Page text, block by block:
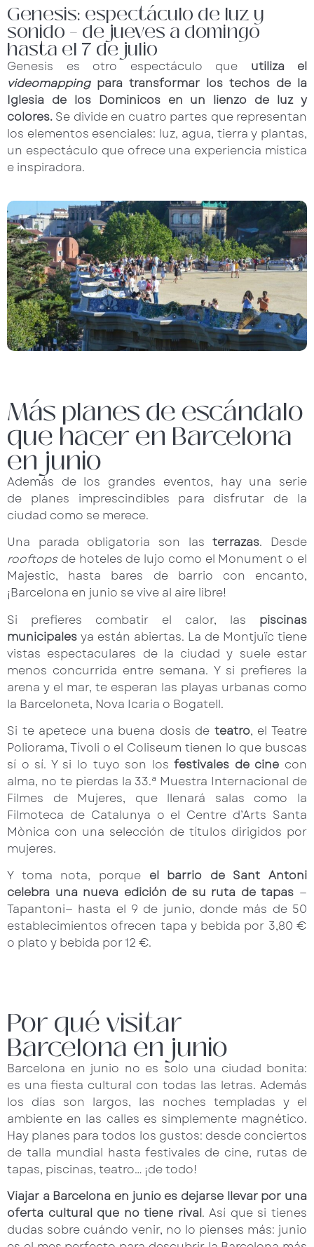
Genesis: espectáculo de luz y
sonido – de jueves a domingo
hasta el 7 de julio
Genesis es otro espectáculo que utiliza el
videomappingpara transformar los techos de la
Iglesia de los Dominicos en un lienzo de luz y
colores. Se divide en cuatro partes que representan
los elementos esenciales: luz, agua, tierra y plantas,
un espectáculo que ofrece una experiencia mística
e inspiradora.
Más planes de escándalo
que hacer en Barcelona
en junio
Además de los grandes eventos, hay una serie
de planes imprescindibles para disfrutar de la
ciudad como se merece.
Una parada obligatoria son lasterrazas. Desde
rooftops de hoteles de lujo como el Monument o el
Majestic, hasta bares de barrio con encanto,
¡Barcelona en junio se vive al aire libre!
Si prefieres combatir el calor, las piscinas
municipales ya están abiertas. La de Montjuïc tiene
vistas espectaculares de la ciudad y suele estar
menos concurrida entre semana. Y si prefieres la
arena y el mar, te esperan las playas urbanas como
la Barceloneta, Nova Icaria o Bogatell.
Si te apetece una buena dosis de teatro, el Teatre
Poliorama, Tívoli o el Coliseum tienen lo que buscas
sí o sí. Y si lo tuyo son losfestivales de cine con
alma, no te pierdas la 33.ª Muestra Internacional de
Filmes de Mujeres, que llenará salas como la
Filmoteca de Catalunya o el Centre d’Arts Santa
Mònica con una selección de títulos dirigidos por
mujeres.
Y toma nota, porque el barrio de Sant Antoni
celebra una nueva edición de su ruta de tapas —
Tapantoni— hasta el 9 de junio, donde más de 50
establecimientos ofrecen tapa y bebida por 3,80 €
o plato y bebida por 12 €.
Por qué visitar
Barcelona en junio
Barcelona en junio no es solo una ciudad bonita:
es una fiesta cultural con todas las letras. Además
los días son largos, las noches templadas y el
ambiente en las calles es simplemente magnético.
Hay planes para todos los gustos: desde conciertos
de talla mundial hasta festivales de cine, rutas de
tapas, piscinas, teatro… ¡de todo!
Viajar a Barcelona en junio es dejarse llevar por una
oferta cultural que no tiene rival. Así que si tienes
dudas sobre cuándo venir, no lo pienses más: junio